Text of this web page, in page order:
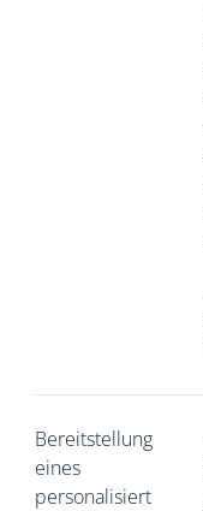
Bereitstellung
eines
personalisiert